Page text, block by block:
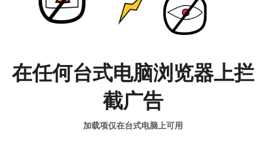
在任何台式电脑浏览器上拦
截广告
加载项仅在台式电脑上可用